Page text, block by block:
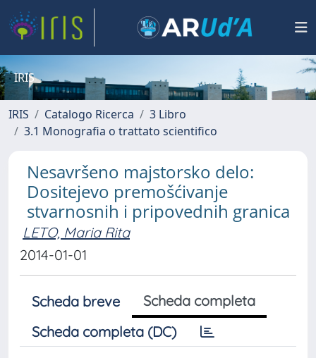
IRIS
IRIS Catalogo Ricerca
3 Libro
3.1 Monografia o trattato scientifico
Nesavršeno majstorsko delo:
Dositejevo premošćivanje
stvarnosnih i pripovednih granica
LETO, Maria Rita
2014-01-01
Scheda breve
Scheda completa
Scheda completa (DC)